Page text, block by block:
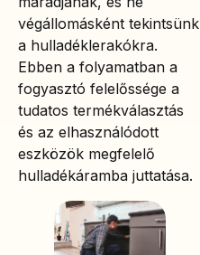
végállomásként tekintsünk
a hulladéklerakókra.
Ebben a folyamatban a
fogyasztó felelőssége a
tudatos termékválasztás
és az elhasználódott
eszközök megfelelő
hulladékáramba juttatása.